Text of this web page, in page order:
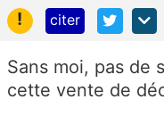
!
citer
Sans moi, pas de
cette vente de